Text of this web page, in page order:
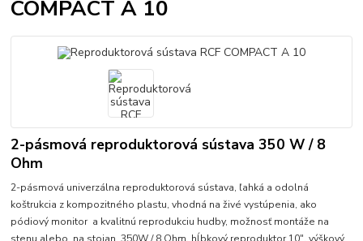
COMPACT A 10
2-pásmová reproduktorová sústava 350 W / 8
Ohm
2-pásmová univerzálna reproduktorová sústava, ľahká a odolná
koštrukcia z kompozitného plastu, vhodná na živé vystúpenia, ako
pódiový monitor a kvalitnú reprodukciu hudby, možnosť montáže na